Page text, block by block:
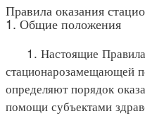
Правила оказания
1. Общие положения
1. Настоящие Правила
стационарозамещающей
определяют порядок
помощи субъектами